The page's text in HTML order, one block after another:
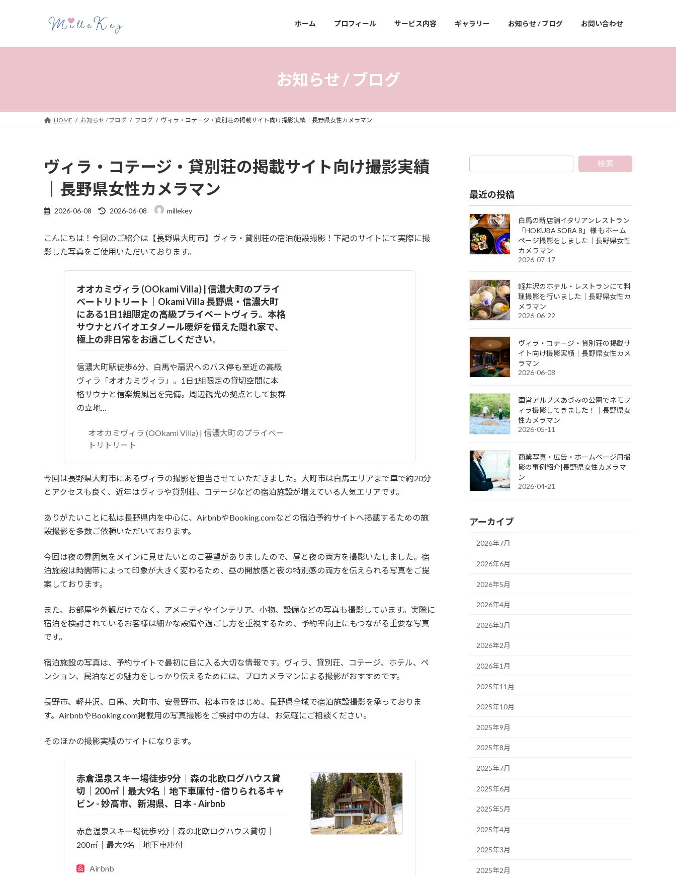
プ
動
ホーム プロフィール サービス内容 ギャラリー お知らせ / ブログ お問い合わせ
お知らせ / ブログ
HOME お知らせ / ブログ ブログ ヴィラ・コテージ・貸別荘の掲載サイト向け撮影実績｜長野県女性カメラマン
ヴィラ・コテージ・貸別荘の掲載サイト向け撮影実績
｜長野県女性カメラマン
2026-06-08
最
新
日
2026-06-08 millekey
こんにちは！今回のご紹介は【長野県大町市】ヴィラ・貸別荘の宿泊施設撮影！下記のサイトにて実際に撮
影した写真をご使用いただいております。
オオカミヴィラ (OOkami Villa) | 信濃大町のプライ
ベートリトリート｜Okami Villa 長野県・信濃大町
にある1日1組限定の高級プライベートヴィラ。本格
サウナとバイオエタノール暖炉を備えた隠れ家で、
極上の非日常をお過ごしください。
信濃大町駅徒歩6分、白馬や扇沢へのバス停も至近の高級
ヴィラ「オオカミヴィラ」。1日1組限定の貸切空間に本
格サウナと信楽焼風呂を完備。周辺観光の拠点として抜群
の立地…
オオカミヴィラ (OOkami Villa) | 信濃大町のプライベー
トリトリート
今回は長野県大町市にあるヴィラの撮影を担当させていただきました。大町市は白馬エリアまで車で約20分
とアクセスも良く、近年はヴィラや貸別荘、コテージなどの宿泊施設が増えている人気エリアです。
ありがたいことに私は長野県内を中心に、AirbnbやBooking.comなどの宿泊予約サイトへ掲載するための施
設撮影を多数ご依頼いただいております。
今回は夜の雰囲気をメインに見せたいとのご要望がありましたので、昼と夜の両方を撮影いたしました。宿
泊施設は時間帯によって印象が大きく変わるため、昼の開放感と夜の特別感の両方を伝えられる写真をご提
案しております。
また、お部屋や外観だけでなく、アメニティやインテリア、小物、設備などの写真も撮影しています。実際に
宿泊を検討されているお客様は細かな設備や過ごし方を重視するため、予約率向上にもつながる重要な写真
です。
宿泊施設の写真は、予約サイトで最初に目に入る大切な情報です。ヴィラ、貸別荘、コテージ、ホテル、ペ
ンション、民泊などの魅力をしっかり伝えるためには、プロカメラマンによる撮影がおすすめです。
長野市、軽井沢、白馬、大町市、安曇野市、松本市をはじめ、長野県全域で宿泊施設撮影を承っておりま
す。AirbnbやBooking.com掲載用の写真撮影をご検討中の方は、お気軽にご相談ください。
そのほかの撮影実績のサイトになります。
赤倉温泉スキー場徒歩9分｜森の北欧ログハウス貸
切｜200㎡｜最大9名｜地下車庫付 - 借りられるキャ
ビン - 妙高市、新潟県、日本 - Airbnb
赤倉温泉スキー場徒歩9分｜森の北欧ログハウス貸切｜
200㎡｜最大9名｜地下車庫付
Airbnb
検索
最近の投稿
白馬の新店舗イタリアンレストラン
「HOKUBA SORA 8」様 もホーム
ページ撮影をしました｜長野県女性
カメラマン
2026-07-17
軽井沢のホテル・レストランにて料
理撮影を行いました｜長野県女性カ
メラマン
2026-06-22
ヴィラ・コテージ・貸別荘の掲載サ
イト向け撮影実績｜長野県女性カメ
ラマン
2026-06-08
国営アルプスあづみの公園でネモフ
ィラ撮影してきました！｜長野県女
性カメラマン
2026-05-11
商業写真・広告・ホームページ用撮
影の事例紹介|長野県女性カメラマ
ン
2026-04-21
アーカイブ
2026年7月
2026年6月
2026年5月
2026年4月
2026年3月
2026年2月
2026年1月
2025年11月
2025年10月
2025年9月
2025年8月
2025年7月
2025年6月
2025年5月
2025年4月
2025年3月
2025年2月